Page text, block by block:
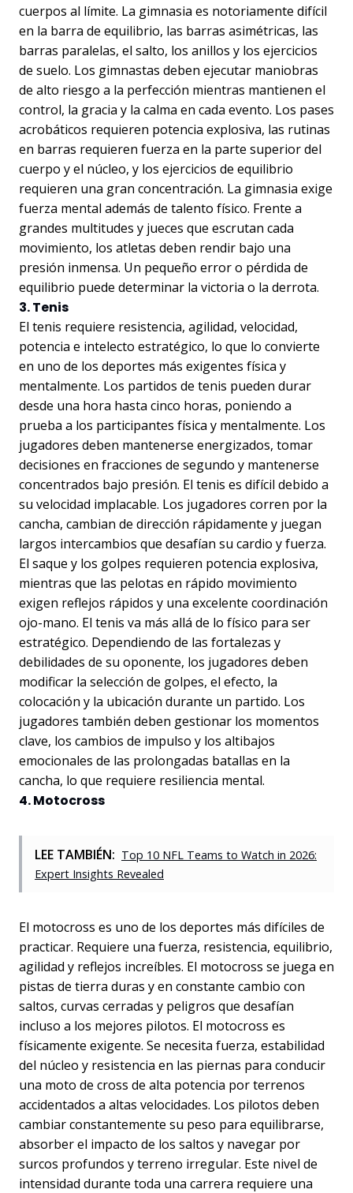
cuerpos al límite. La gimnasia es notoriamente difícil
en la barra de equilibrio, las barras asimétricas, las
barras paralelas, el salto, los anillos y los ejercicios
de suelo. Los gimnastas deben ejecutar maniobras
de alto riesgo a la perfección mientras mantienen el
control, la gracia y la calma en cada evento. Los pases
acrobáticos requieren potencia explosiva, las rutinas
en barras requieren fuerza en la parte superior del
cuerpo y el núcleo, y los ejercicios de equilibrio
requieren una gran concentración. La gimnasia exige
fuerza mental además de talento físico. Frente a
grandes multitudes y jueces que escrutan cada
movimiento, los atletas deben rendir bajo una
presión inmensa. Un pequeño error o pérdida de
equilibrio puede determinar la victoria o la derrota.
3. Tenis
El tenis requiere resistencia, agilidad, velocidad,
potencia e intelecto estratégico, lo que lo convierte
en uno de los deportes más exigentes física y
mentalmente. Los partidos de tenis pueden durar
desde una hora hasta cinco horas, poniendo a
prueba a los participantes física y mentalmente. Los
jugadores deben mantenerse energizados, tomar
decisiones en fracciones de segundo y mantenerse
concentrados bajo presión. El tenis es difícil debido a
su velocidad implacable. Los jugadores corren por la
cancha, cambian de dirección rápidamente y juegan
largos intercambios que desafían su cardio y fuerza.
El saque y los golpes requieren potencia explosiva,
mientras que las pelotas en rápido movimiento
exigen reflejos rápidos y una excelente coordinación
ojo-mano. El tenis va más allá de lo físico para ser
estratégico. Dependiendo de las fortalezas y
debilidades de su oponente, los jugadores deben
modificar la selección de golpes, el efecto, la
colocación y la ubicación durante un partido. Los
jugadores también deben gestionar los momentos
clave, los cambios de impulso y los altibajos
emocionales de las prolongadas batallas en la
cancha, lo que requiere resiliencia mental.
4. Motocross
LEE TAMBIÉN: Top 10 NFL Teams to Watch in 2026:
Expert Insights Revealed
El motocross es uno de los deportes más difíciles de
practicar. Requiere una fuerza, resistencia, equilibrio,
agilidad y reflejos increíbles. El motocross se juega en
pistas de tierra duras y en constante cambio con
saltos, curvas cerradas y peligros que desafían
incluso a los mejores pilotos. El motocross es
físicamente exigente. Se necesita fuerza, estabilidad
del núcleo y resistencia en las piernas para conducir
una moto de cross de alta potencia por terrenos
accidentados a altas velocidades. Los pilotos deben
cambiar constantemente su peso para equilibrarse,
absorber el impacto de los saltos y navegar por
surcos profundos y terreno irregular. Este nivel de
intensidad durante toda una carrera requiere una